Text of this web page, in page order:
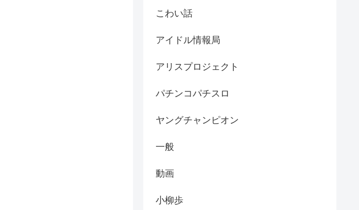
こわい話
アイドル情報局
アリスプロジェクト
パチンコパチスロ
ヤングチャンピオン
一般
動画
小柳歩